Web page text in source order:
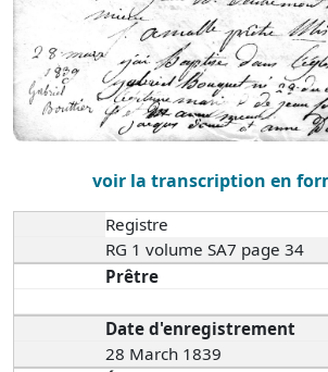
voir la transcription en
Registre
RG 1 volume SA7 page 34
Prêtre
Date d'enregistrement
28 March 1839